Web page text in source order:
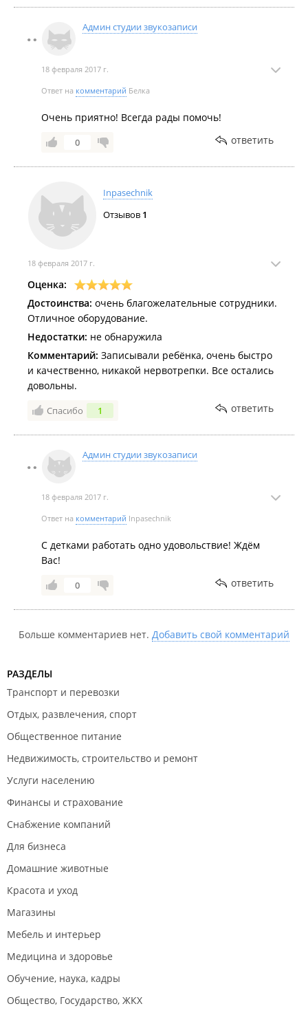
Админ студии звукозаписи
18 февраля 2017 г.
Ответ на комментарий Белка
Очень приятно! Всегда рады помочь!
0 ответить
Inpasechnik
Отзывов 1
18 февраля 2017 г.
Оценка:
Достоинства: очень благожелательные сотрудники.
Отличное оборудование.
Недостатки: не обнаружила
Комментарий: Записывали ребёнка, очень быстро
и качественно, никакой нервотрепки. Все остались
довольны.
Спасибо 1 ответить
Админ студии звукозаписи
18 февраля 2017 г.
Ответ на комментарий Inpasechnik
С детками работать одно удовольствие! Ждём
Вас!
0 ответить
Больше комментариев нет. Добавить свой комментарий
РАЗДЕЛЫ
Транспорт и перевозки
Отдых, развлечения, спорт
Общественное питание
Недвижимость, строительство и ремонт
Услуги населению
Финансы и страхование
Снабжение компаний
Для бизнеса
Домашние животные
Красота и уход
Магазины
Мебель и интерьер
Медицина и здоровье
Обучение, наука, кадры
Общество, Государство, ЖКХ